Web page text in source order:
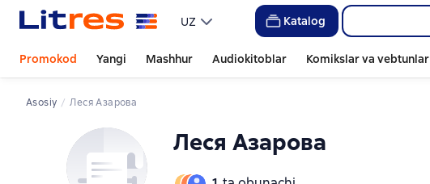
UZ Katalog
Promokod Yangi Mashhur Audiokitoblar Komikslar va vebtunlar
Asosiy Леся Азарова
Леся Азарова
Слайдер с книгами